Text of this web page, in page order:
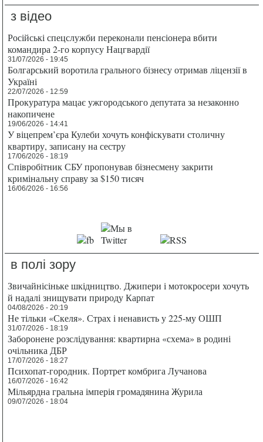
з відео
Російські спецслужби переконали пенсіонера вбити
командира 2-го корпусу Нацгвардії
31/07/2026 - 19:45
Болгарський воротила грального бізнесу отримав ліцензії в
Україні
22/07/2026 - 12:59
Прокуратура мацає ужгородського депутата за незаконно
накопичене
19/06/2026 - 14:41
У віцепрем’єра Кулеби хочуть конфіскувати столичну
квартиру, записану на сестру
17/06/2026 - 18:19
Співробітник СБУ пропонував бізнесмену закрити
кримінальну справу за $150 тисяч
16/06/2026 - 16:56
в полі зору
Звичайнісіньке шкідництво. Джипери і мотокросери хочуть
й надалі знищувати природу Карпат
04/08/2026 - 20:19
Не тільки «Скеля». Страх і ненависть у 225-му ОШП
31/07/2026 - 18:19
Заборонене розслідування: квартирна «схема» в родині
очільника ДБР
17/07/2026 - 18:27
Психопат-городник. Портрет комбрига Лучанова
16/07/2026 - 16:42
Мільярдна гральна імперія громадянина Журила
09/07/2026 - 18:04